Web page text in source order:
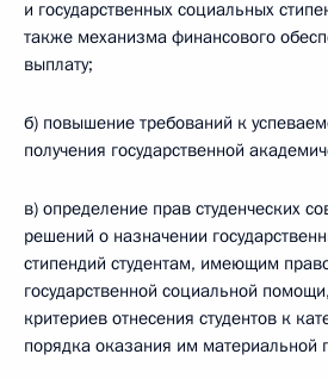
и государственных социальных
также механизма финансового
выплату;
б) повышение требований к
получения государственной
в) определение прав студенческих
решений о назначении
стипендий студентам, имеющим
государственной социальной
критериев отнесения студентов к
порядка оказания им материальной